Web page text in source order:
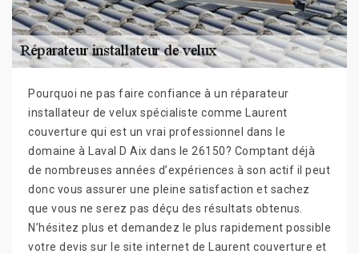
Pourquoi ne pas faire confiance à un réparateur
installateur de velux spécialiste comme Laurent
couverture qui est un vrai professionnel dans le
domaine à Laval D Aix dans le 26150? Comptant déjà
de nombreuses années d’expériences à son actif il peut
donc vous assurer une pleine satisfaction et sachez
que vous ne serez pas déçu des résultats obtenus.
N’hésitez plus et demandez le plus rapidement possible
votre devis sur le site internet de Laurent couverture et